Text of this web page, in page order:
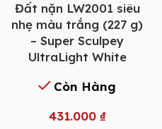
Đất nặn LW2001 siêu
nhẹ màu trắng (227 g)
– Super Sculpey
UltraLight White
Còn Hàng
431.000 ₫